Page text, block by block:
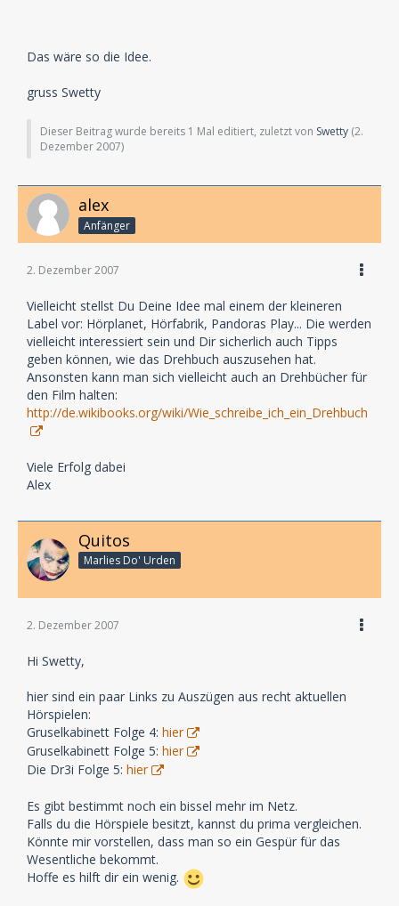
Das wäre so die Idee.
gruss Swetty
Dieser Beitrag wurde bereits 1 Mal editiert, zuletzt von Swetty (2.
Dezember 2007)
alex
Anfänger
2. Dezember 2007
Vielleicht stellst Du Deine Idee mal einem der kleineren
Label vor: Hörplanet, Hörfabrik, Pandoras Play... Die werden
vielleicht interessiert sein und Dir sicherlich auch Tipps
geben können, wie das Drehbuch auszusehen hat.
Ansonsten kann man sich vielleicht auch an Drehbücher für
den Film halten:
http://de.wikibooks.org/wiki/Wie_schreibe_ich_ein_Drehbuch
Viele Erfolg dabei
Alex
Quitos
Marlies Do' Urden
2. Dezember 2007
Hi Swetty,
hier sind ein paar Links zu Auszügen aus recht aktuellen
Hörspielen:
Gruselkabinett Folge 4: hier
Gruselkabinett Folge 5: hier
Die Dr3i Folge 5: hier
Es gibt bestimmt noch ein bissel mehr im Netz.
Falls du die Hörspiele besitzt, kannst du prima vergleichen.
Könnte mir vorstellen, dass man so ein Gespür für das
Wesentliche bekommt.
Hoffe es hilft dir ein wenig.